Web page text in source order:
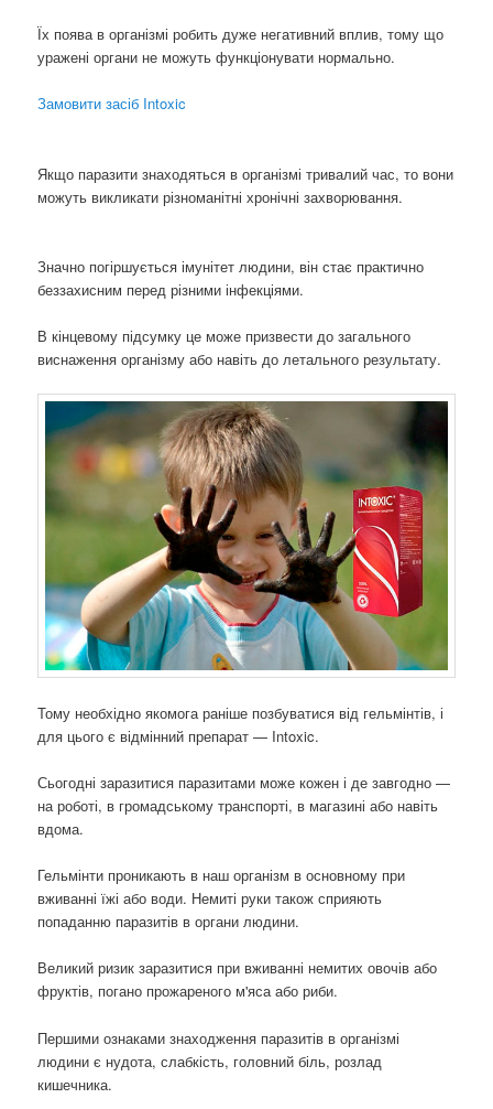
Їх поява в організмі робить дуже негативний вплив, тому що
уражені органи не можуть функціонувати нормально.
Замовити засіб Intoxic
Якщо паразити знаходяться в організмі тривалий час, то вони
можуть викликати різноманітні хронічні захворювання.
Значно погіршується імунітет людини, він стає практично
беззахисним перед різними інфекціями.
В кінцевому підсумку це може призвести до загального
виснаження організму або навіть до летального результату.
Тому необхідно якомога раніше позбуватися від гельмінтів, і
для цього є відмінний препарат — Intoxic.
Сьогодні заразитися паразитами може кожен і де завгодно —
на роботі, в громадському транспорті, в магазині або навіть
вдома.
Гельмінти проникають в наш організм в основному при
вживанні їжі або води. Немиті руки також сприяють
попаданню паразитів в органи людини.
Великий ризик заразитися при вживанні немитих овочів або
фруктів, погано прожареного м'яса або риби.
Першими ознаками знаходження паразитів в організмі
людини є нудота, слабкість, головний біль, розлад
кишечника.